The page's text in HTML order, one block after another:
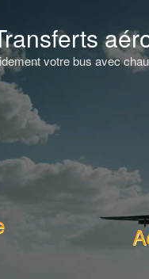
votre bus avec